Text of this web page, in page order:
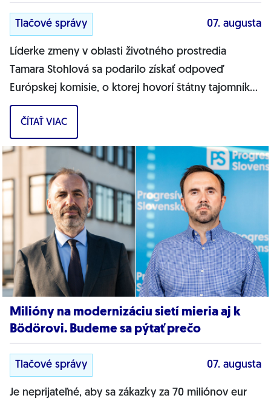
Tlačové správy 07. augusta
Líderke zmeny v oblasti životného prostredia
Tamara Stohlová sa podarilo získať odpoveď
Európskej komisie, o ktorej hovorí štátny tajomník
MŽP Filip Kuffa. Môžem jednoznačne...
ČÍTAŤ VIAC
Milióny na modernizáciu sietí mieria aj k
Bödörovi. Budeme sa pýtať prečo
Tlačové správy 07. augusta
Je neprijateľné, aby sa zákazky za 70 miliónov eur